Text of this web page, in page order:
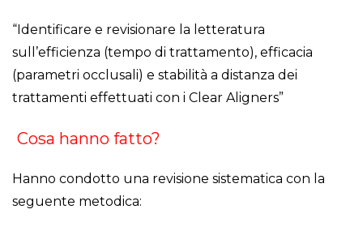
“Identificare e revisionare la letteratura
sull’efficienza (tempo di trattamento), efficacia
(parametri occlusali) e stabilità a distanza dei
trattamenti effettuati con i Clear Aligners”
Cosa hanno fatto?
Hanno condotto una revisione sistematica con la
seguente metodica: